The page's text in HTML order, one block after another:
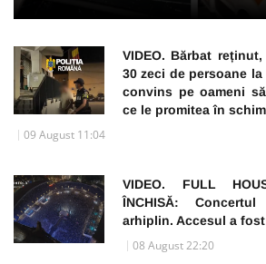
VIDEO. Bărbat
30 zeci de persoane la
convins pe oameni
ce le promitea în
09 August 11:04
VIDEO. FULL
ÎNCHISĂ:
arhiplin. Accesul a
08 August 22:20